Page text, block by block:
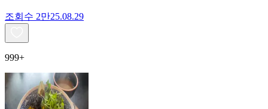
조회수 2만25.08.29
999+